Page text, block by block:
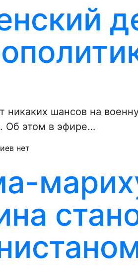
никаких шансов на
Об этом в эфире…
нет